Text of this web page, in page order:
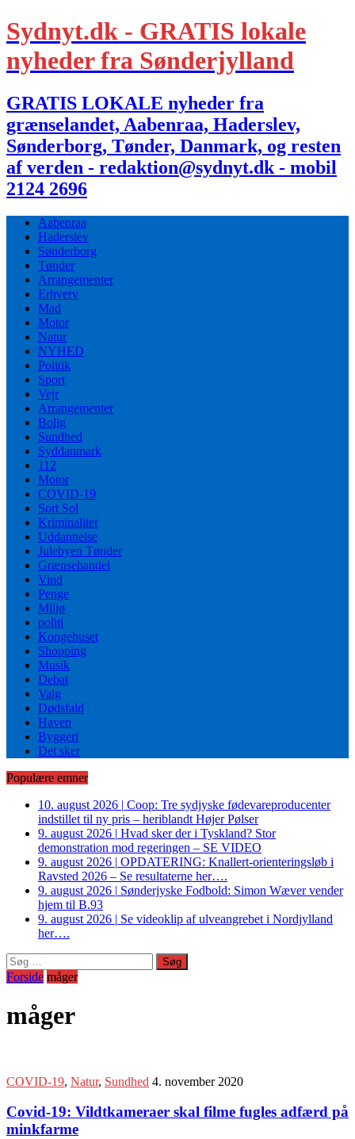
Sydnyt.dk - GRATIS lokale
nyheder fra Sønderjylland
GRATIS LOKALE nyheder fra
grænselandet, Aabenraa, Haderslev,
Sønderborg, Tønder, Danmark, og resten
af verden - redaktion@sydnyt.dk - mobil
2124 2696
Aabenraa
Haderslev
Sønderborg
Tønder
Arrangementer
Erhverv
Mad
Motor
Natur
NYHED
Politik
Sport
Vejr
Arrangementer
Bolig
Sundhed
Syddanmark
112
Motor
COVID-19
Sort Sol
Kriminalitet
Uddannelse
Julebyen Tønder
Grænsehandel
Vind
Penge
Miljø
politi
Kongehuset
Shopping
Musik
Debat
Valg
Dødsfald
Haven
Byggeri
Det sker
Populære emner
10. august 2026 | Coop: Tre sydjyske fødevareproducenter
indstillet til ny pris – heriblandt Højer Pølser
9. august 2026 | Hvad sker der i Tyskland? Stor
demonstration mod regeringen – SE VIDEO
9. august 2026 | OPDATERING: Knallert-orienteringsløb i
Ravsted 2026 – Se resultaterne her….
9. august 2026 | Sønderjyske Fodbold: Simon Wæver vender
hjem til B.93
9. august 2026 | Se videoklip af ulveangrebet i Nordjylland
her….
Søg
efter:
Forside måger
måger
COVID-19, Natur, Sundhed 4. november 2020
Covid-19: Vildtkameraer skal filme fugles adfærd på
minkfarme